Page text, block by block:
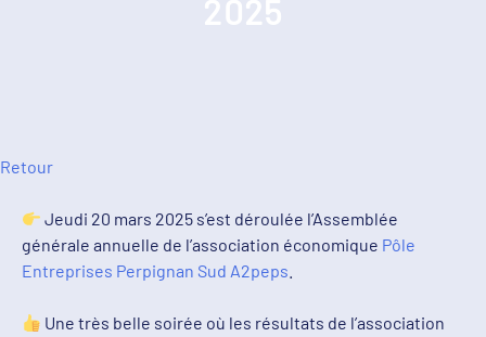
2025
Retour
Jeudi 20 mars 2025 s’est déroulée l’Assemblée
générale annuelle de l’association économique Pôle
Entreprises Perpignan Sud A2peps
Une très belle soirée où les résultats de l’association